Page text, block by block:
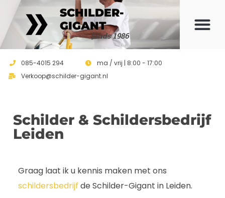
SCHILDER-
GIGANT
Sinds 1986
085-4015 294
ma / vrij | 8:00 - 17:00
Verkoop@schilder-gigant.nl
Schilder & Schildersbedrijf
Leiden
Graag laat ik u kennis maken met ons
schildersbedrijf de Schilder-Gigant in Leiden.